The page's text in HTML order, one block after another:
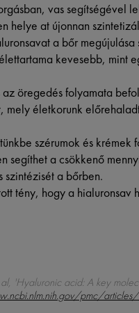
vas segítségével
helye at újonnan
a bőr megújulása
kevesebb, mint
öregedés folyamata
mely életkorunk
szérumok és
segíthet a csökkenő
szintézisét a bőrben.
tény, hogy a
'Hyaluronic acid: A key
pmc/